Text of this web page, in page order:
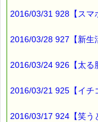
2016/03/31 928【スマ
2016/03/28 927【新生
2016/03/24 926【太る
2016/03/21 925【イチ
2016/03/17 924【笑う